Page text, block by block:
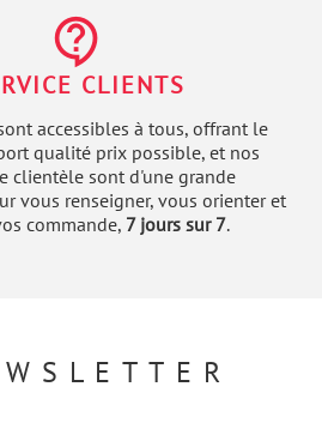
contact_support
CLIENTS
accessibles à tous, offrant le
qualité prix possible, et nos
clientèle sont d'une grande
vous renseigner, vous orienter et
commande, 7 jours sur 7.